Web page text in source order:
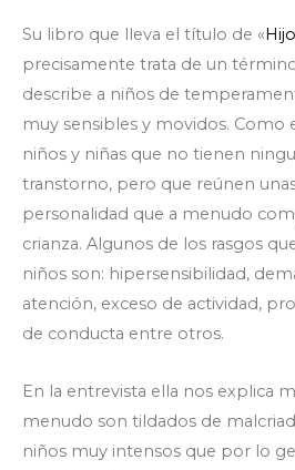
Su libro que lleva el título de «
precisamente trata de un
describe a niños de
muy sensibles y movidos. Como
niños y niñas que no tienen
transtorno, pero que reúnen
personalidad que a menudo
crianza. Algunos de los rasgos
niños son: hipersensibilidad,
atención, exceso de actividad,
de conducta entre otros.
En la entrevista ella nos explica
menudo son tildados de
niños muy intensos que por lo